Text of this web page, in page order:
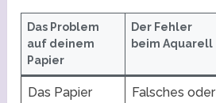
Das Problem
auf deinem
Papier
Der Fehler
beim Aquarell
Das Papier
Falsches oder